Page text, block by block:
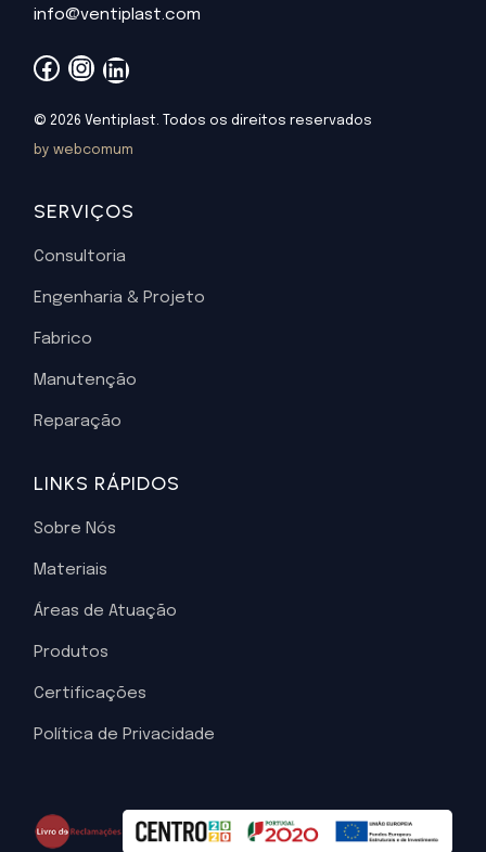
info@ventiplast.com
Facebook
Instagram
LinkedIn
© 2026 Ventiplast. Todos os direitos reservados
by webcomum
SERVIÇOS
Consultoria
Engenharia & Projeto
Fabrico
Manutenção
Reparação
LINKS RÁPIDOS
Sobre Nós
Materiais
Áreas de Atuação
Produtos
Certificações
Política de Privacidade